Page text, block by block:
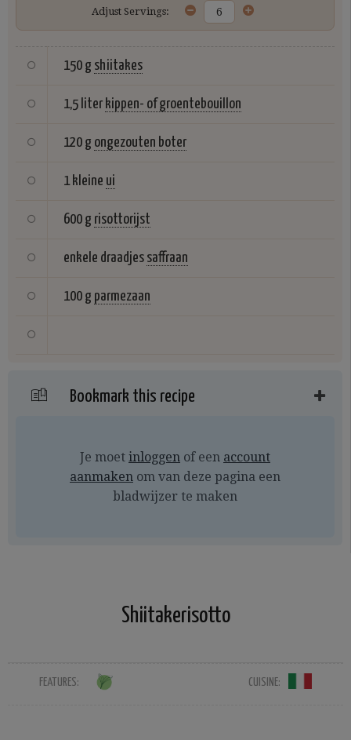
Adjust Servings:
150 g shiitakes
1,5 liter kippen- of groentebouillon
120 g ongezouten boter
1 kleine ui
600 g risottorijst
enkele draadjes saffraan
100 g parmezaan
Bookmark this recipe
Je moet inloggen of een account
aanmaken om van deze pagina een
bladwijzer te maken
Shiitakerisotto
FEATURES: CUISINE: